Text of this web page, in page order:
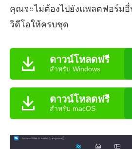
คุณจะไม่ต้องไปยังแพลตฟอร์มอื่
วิดีโอให้ครบชุด
ดาวน์โหลดฟรี
สำหรับ Windows
ดาวน์โหลดฟรี
สำหรับ macOS